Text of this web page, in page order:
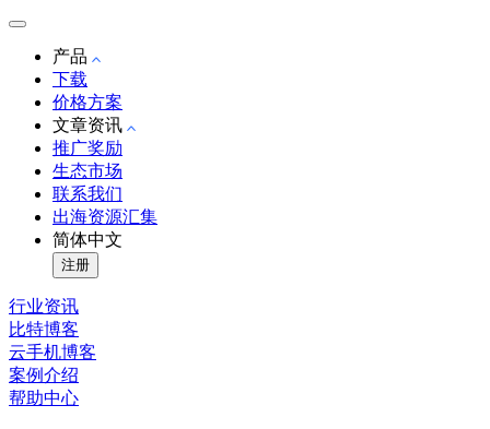
产品
下载
价格方案
文章资讯
推广奖励
生态市场
联系我们
出海资源汇集
简体中文
注册
行业资讯
比特博客
云手机博客
案例介绍
帮助中心